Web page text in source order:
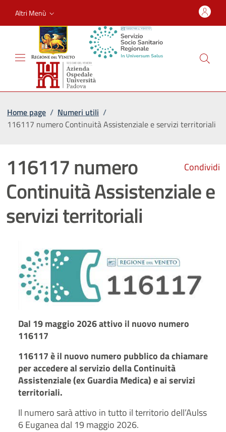
Altri Menù
Home page / Numeri utili /
116117 numero Continuità Assistenziale e servizi territoriali
Condividi
116117 numero
Continuità Assistenziale e
servizi territoriali
Dal 19 maggio 2026 attivo il nuovo numero
116117
116117 è il nuovo numero pubblico da chiamare
per accedere al servizio della Continuità
Assistenziale (ex Guardia Medica) e ai servizi
territoriali.
Il numero sarà attivo in tutto il territorio dell’Aulss
6 Euganea dal 19 maggio 2026.